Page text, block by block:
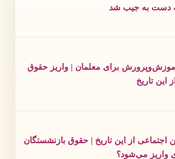
دست به جیب شد
برای معلمان | واریز حقوق
این تاریخ
اجتماعی از این تاریخ | حقوق بازنشستگان
واریز می‌شود؟